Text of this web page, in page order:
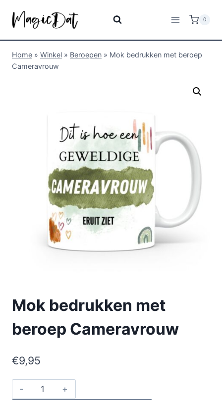
0
Home » Winkel » Beroepen » Mok bedrukken met beroep
Cameravrouw
Mok bedrukken met
beroep Cameravrouw
€9,95